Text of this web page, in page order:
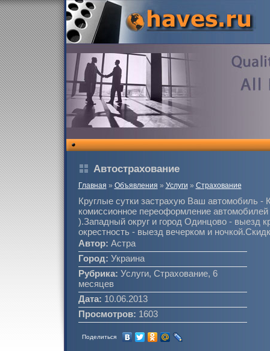
Автострахование
Главная » Объявления » Услуги » Страхование
Круглые сутки застрахую Ваш автомобиль
комиссионное переоформление автомобилей
).Западный округ и город Одинцово - выезд
окрестность - выезд вечерком и
Автор: Астра
Город: Украина
Рубрика: Услуги, Страхование, 6
месяцев
Дата: 10.06.2013
Просмотров: 1603
Поделиться